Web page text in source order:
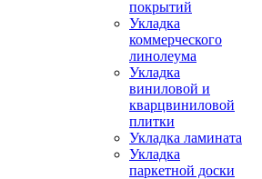
покрытий
Укладка
коммерческого
линолеума
Укладка
виниловой и
кварцвиниловой
плитки
Укладка ламината
Укладка
паркетной доски